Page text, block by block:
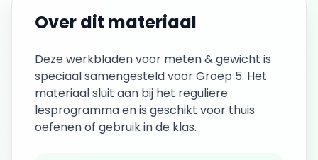
Over dit materiaal
Dezewerkbladenvoor meten & gewicht is
speciaal samengesteld voorGroep 5. Het
materiaal sluit aan bij het reguliere
lesprogramma en is geschikt voor thuis
oefenen of gebruik in de klas.